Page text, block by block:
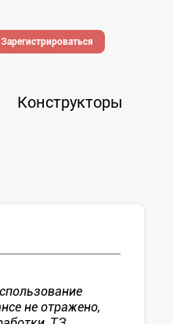
Конструкторы
не отражено,